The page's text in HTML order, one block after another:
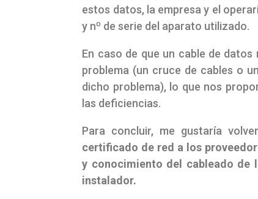
estos datos, la empresa y el
y nº de serie del aparato utilizado.
En caso de que un cable de
problema (un cruce de cables o
dicho problema), lo que nos
las deficiencias.
Para concluir, me gustaría
certificado de red a los
y conocimiento del cableado de
instalador.